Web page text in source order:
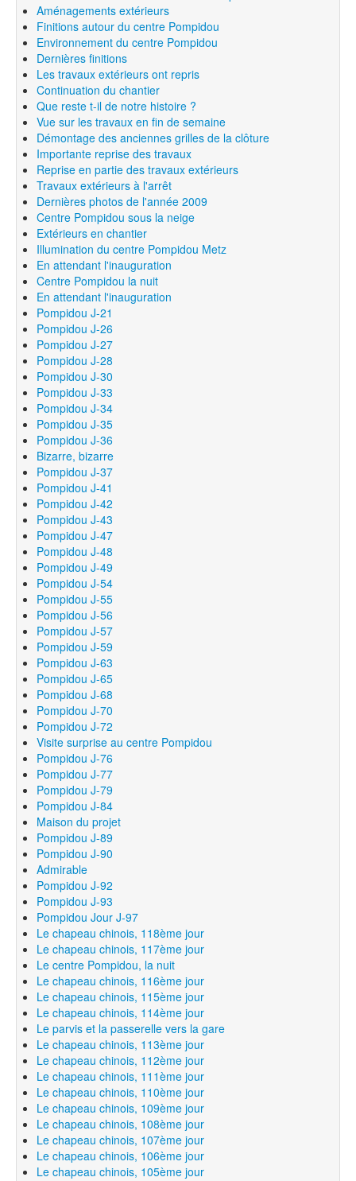
Aménagements extérieurs
Finitions autour du centre Pompidou
Environnement du centre Pompidou
Dernières finitions
Les travaux extérieurs ont repris
Continuation du chantier
Que reste t-il de notre histoire ?
Vue sur les travaux en fin de semaine
Démontage des anciennes grilles de la clôture
Importante reprise des travaux
Reprise en partie des travaux extérieurs
Travaux extérieurs à l'arrêt
Dernières photos de l'année 2009
Centre Pompidou sous la neige
Extérieurs en chantier
Illumination du centre Pompidou Metz
En attendant l'inauguration
Centre Pompidou la nuit
En attendant l'inauguration
Pompidou J-21
Pompidou J-26
Pompidou J-27
Pompidou J-28
Pompidou J-30
Pompidou J-33
Pompidou J-34
Pompidou J-35
Pompidou J-36
Bizarre, bizarre
Pompidou J-37
Pompidou J-41
Pompidou J-42
Pompidou J-43
Pompidou J-47
Pompidou J-48
Pompidou J-49
Pompidou J-54
Pompidou J-55
Pompidou J-56
Pompidou J-57
Pompidou J-59
Pompidou J-63
Pompidou J-65
Pompidou J-68
Pompidou J-70
Pompidou J-72
Visite surprise au centre Pompidou
Pompidou J-76
Pompidou J-77
Pompidou J-79
Pompidou J-84
Maison du projet
Pompidou J-89
Pompidou J-90
Admirable
Pompidou J-92
Pompidou J-93
Pompidou Jour J-97
Le chapeau chinois, 118ème jour
Le chapeau chinois, 117ème jour
Le centre Pompidou, la nuit
Le chapeau chinois, 116ème jour
Le chapeau chinois, 115ème jour
Le chapeau chinois, 114ème jour
Le parvis et la passerelle vers la gare
Le chapeau chinois, 113ème jour
Le chapeau chinois, 112ème jour
Le chapeau chinois, 111ème jour
Le chapeau chinois, 110ème jour
Le chapeau chinois, 109ème jour
Le chapeau chinois, 108ème jour
Le chapeau chinois, 107ème jour
Le chapeau chinois, 106ème jour
Le chapeau chinois, 105ème jour